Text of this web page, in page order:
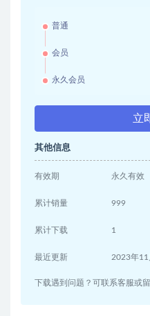
普通
会员
永久会员
立
其他信息
有效期 永久有效
累计销量 999
累计下载 1
最近更新 2023年11
下载遇到问题？可联系客服或